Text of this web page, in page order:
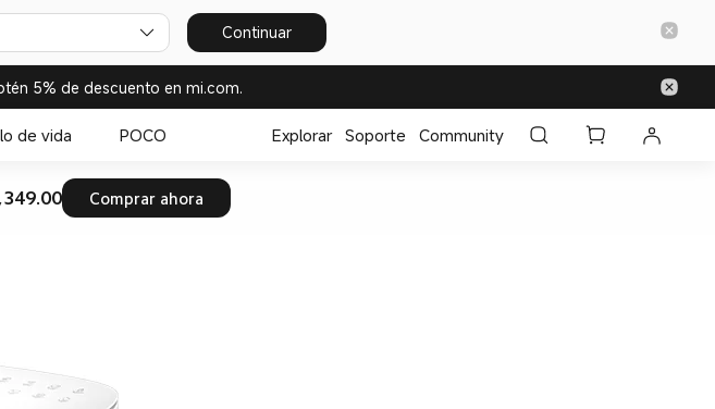
Continuar
5% de descuento en mi.com.
de vida POCO Explorar Soporte Community
Comprar ahora